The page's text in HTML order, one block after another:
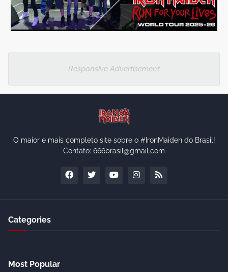
Responsive Advertisement
O maior e mais completo site sobre o #IronMaiden do Brasil!
Contato: 666brasil@gmail.com
Categories
Most Popular